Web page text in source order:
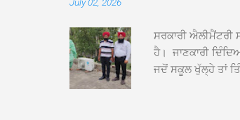
July 02, 2026
ਸਰਕਾਰੀ ਐਲੀਮੈਂਟਰੀ
ਹੈ। ਜਾਣਕਾਰੀ
ਜਦੋਂ ਸਕੂਲ ਖੁੱਲ੍ਹੇ ਤਾਂ
ਹੋਈਆਂ ਸਨ। ਉਨ੍ਹਾਂ